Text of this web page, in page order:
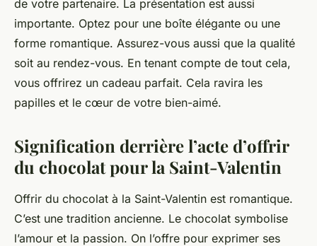
de votre partenaire. La présentation est aussi
importante. Optez pour une boîte élégante ou une
forme romantique. Assurez-vous aussi que la qualité
soit au rendez-vous. En tenant compte de tout cela,
vous offrirez un cadeau parfait. Cela ravira les
papilles et le cœur de votre bien-aimé.
Signification derrière l’acte d’offrir
du chocolat pour la Saint-Valentin
Offrir du chocolat à la Saint-Valentin est romantique.
C’est une tradition ancienne. Le chocolat symbolise
l’amour et la passion. On l’offre pour exprimer ses